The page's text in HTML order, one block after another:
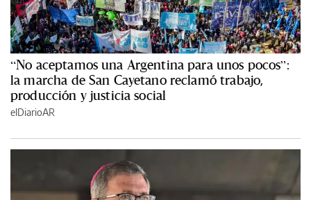
“No aceptamos una Argentina para unos pocos”:
la marcha de San Cayetano reclamó trabajo,
producción y justicia social
elDiarioAR